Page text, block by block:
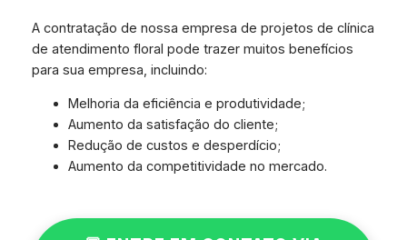
A contratação de nossa empresa de projetos de clínica
de atendimento floral pode trazer muitos benefícios
para sua empresa, incluindo:
Melhoria da eficiência e produtividade;
Aumento da satisfação do cliente;
Redução de custos e desperdício;
Aumento da competitividade no mercado.